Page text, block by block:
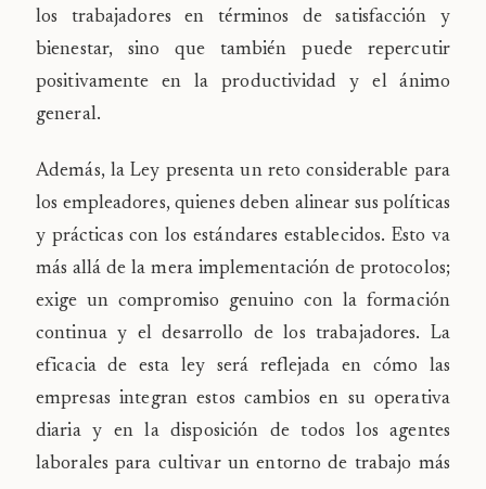
los trabajadores en términos de satisfacción y
bienestar, sino que también puede repercutir
positivamente en la productividad y el ánimo
general.
Además, la Ley presenta un reto considerable para
los empleadores, quienes deben alinear sus políticas
y prácticas con los estándares establecidos. Esto va
más allá de la mera implementación de protocolos;
exige un compromiso genuino con la formación
continua y el desarrollo de los trabajadores. La
eficacia de esta ley será reflejada en cómo las
empresas integran estos cambios en su operativa
diaria y en la disposición de todos los agentes
laborales para cultivar un entorno de trabajo más